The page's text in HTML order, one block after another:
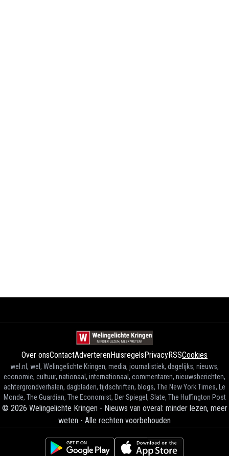
Over onsContactAdverterenHuisregels PrivacyRSSCookies
wel.nl, wel, Welingelichte Kringen, media, journalistiek, dagelijks, nieuws,
economie, cultuur, nationaal, internationaal, commentaren, nieuwsberichten,
achtergrondverhalen, dagbladen, tijdschriften, blogs, The New York Times, Le
Monde, The Guardian, The Economist, Der Spiegel, Slate, The Huffington Post
© 2026 Welingelichte Kringen - Nieuws van overal: minder lezen, meer
weten - Alle rechten voorbehouden